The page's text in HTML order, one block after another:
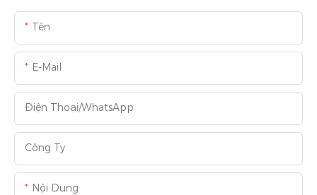
Tên
E-Mail
Điện Thoại/whatsApp
Công Ty
Nội Dung